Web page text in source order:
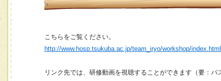
こちらをご覧ください。
http://www.hosp.tsukuba.ac.jp/team_iryo/workshop/
リンク先では、研修動画を視聴することができます（要：パ